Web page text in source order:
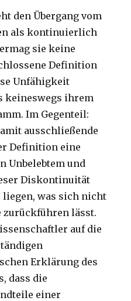
den Übergang vom
als kontinuierlich
sie keine
Definition
Unfähigkeit
ihrem
Im Gegenteil:
ausschließende
Definition eine
Unbelebtem und
Diskontinuität
liegen, was sich nicht
zurückführen lässt.
auf die
Erklärung des
dass die
einer